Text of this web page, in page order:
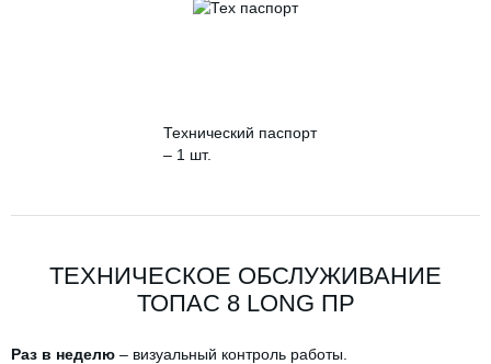
Технический паспорт
– 1 шт.
ТЕХНИЧЕСКОЕ ОБСЛУЖИВАНИЕ
ТОПАС 8 LONG ПР
Раз в неделю – визуальный контроль работы.